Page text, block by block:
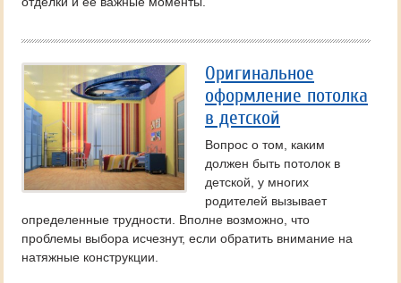
Оригинальное
оформление потолка
в детской
Вопрос о том, каким
должен быть потолок в
детской, у многих
родителей вызывает
определенные трудности. Вполне возможно, что
проблемы выбора исчезнут, если обратить внимание на
натяжные конструкции.